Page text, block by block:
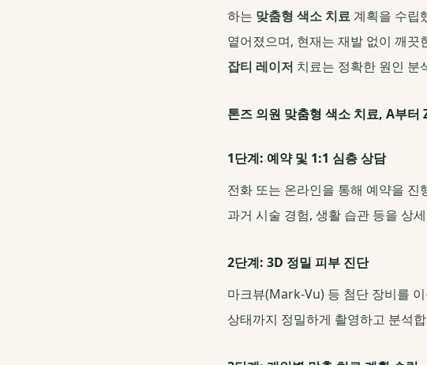
하는 맞춤형 색소 치료 계획을 수립
옅어졌으며, 현재는 재발 없이 깨
잡티 레이저 치료는 정확한 원인 분
톤즈 의원 맞춤형 색소 치료, A부터
1단계: 예약 및 1:1 심층 상담
전화 또는 온라인을 통해 예약을
과거 시술 경험, 생활 습관 등을 상
2단계: 3D 정밀 피부 진단
마크뷰(Mark-Vu) 등 첨단 장비를
상태까지 정밀하게 촬영하고 분석